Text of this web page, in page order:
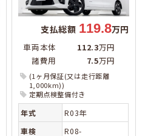
支払総額 119.8万円
車両本体 112.3万円
諸費用
7.5万円
(1ヶ月保証(又は走行距離
1,000km))
定期点検整備付き
年式
R03年
車検
R08-